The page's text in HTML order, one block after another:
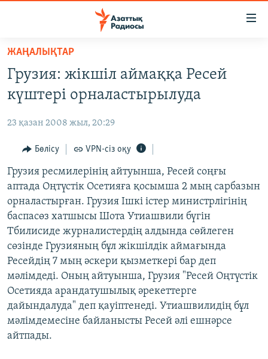
Skip
main
content
Skip
to
Navigation
Skip
to
Search
САЯСАТ
AZATTYQTV
ҚАҢТАР ОҚИҒАСЫ
АДАМ ҚҰҚЫҚТАРЫ
ӘЛЕУМЕТ
ӘЛЕМ
АРНАЙЫ ЖОБАЛАР
Русский
ЖАЗЫЛЫҢЫЗ
Басқа тілдерде
ЖАҢАЛЫҚТАР
Грузия: жікшіл аймаққа Ресей
күштері орналастырылуда
23 қазан 2008 жыл, 20:29
Бөлісу VPN-сіз оқу
Грузия ресмилерінің айтуынша, Ресей соңғы
аптада Оңтүстік Осетияға қосымша 2 мың сарбазын
орналастырған. Грузия Ішкі істер министрлігінің
баспасөз хатшысы Шота Утиашвили бүгін
Тбилисиде журналистердің алдында сөйлеген
сөзінде Грузияның бұл жікшілдік аймағында
Ресейдің 7 мың әскери қызметкері бар деп
мәлімдеді. Оның айтуынша, Грузия "Ресей Оңтүстік
Осетияда арандатушылық әрекеттерге
дайындалуда" деп қауіптенеді. Утиашвилидің бұл
мәлімдемесіне байланысты Ресей әлі ешнәрсе
айтпады.